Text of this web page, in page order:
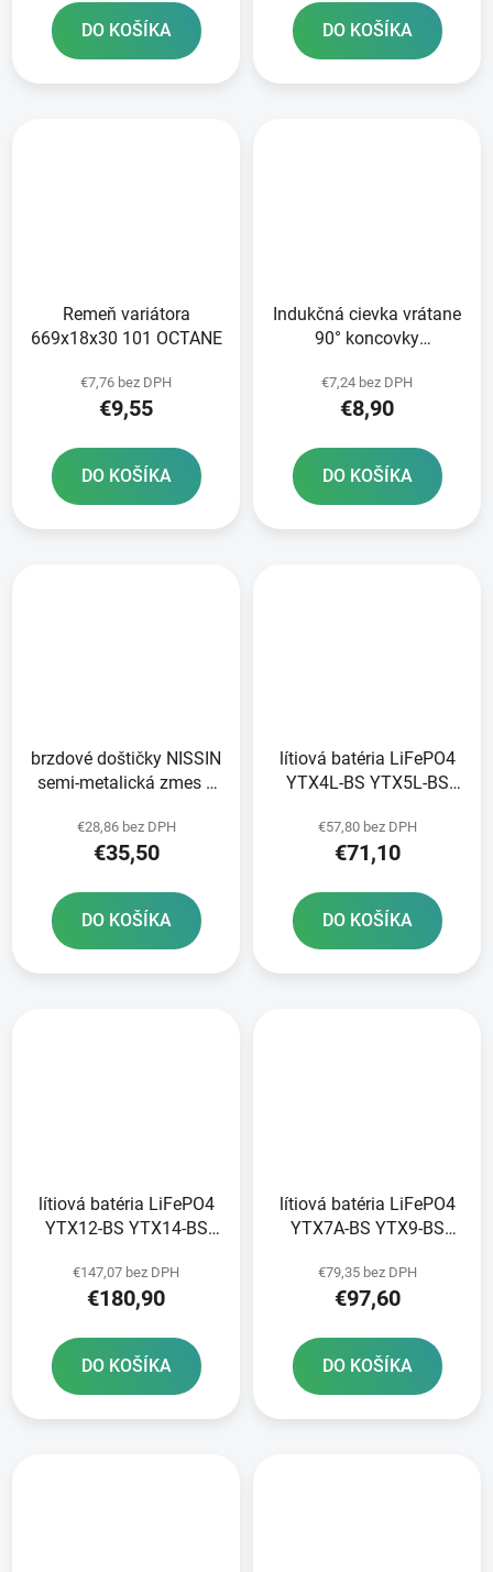
DO KOŠÍKA DO KOŠÍKA
Remeň variátora
669x18x30 101 OCTANE
€7,76 bez DPH
€9,55
DO KOŠÍKA
Indukčná cievka vrátane
90° koncovky
€7,24 bez DPH
€8,90
DO KOŠÍKA
brzdové doštičky NISSIN
semi-metalická zmes 2
€28,86 bez DPH
€35,50
DO KOŠÍKA
lítiová batéria LiFePO4
YTX4L-BS YTX5L-BS
3Ah 180A hmotnosť 0
60 kg 107x56x85
€57,80 bez DPH
€71,10
DO KOŠÍKA
lítiová batéria LiFePO4
YTX12-BS YTX14-BS
FULBAT 12V 8Ah 480A
hmotnosť 1 20 kg
€147,07 bez DPH
€180,90
DO KOŠÍKA
lítiová batéria LiFePO4
YTX7A-BS YTX9-BS
3Ah 180A hmotnosť 0
65 kg 150x87x93
€79,35 bez DPH
€97,60
DO KOŠÍKA